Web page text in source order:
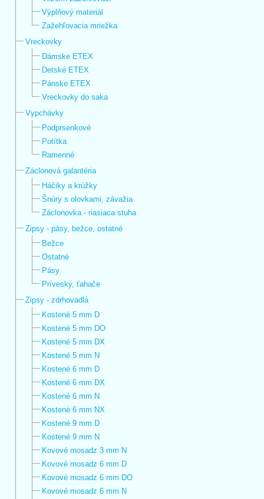
Výplňový materiál
Zažehľovacia mriežka
Vreckovky
Dámske ETEX
Detské ETEX
Pánske ETEX
Vreckovky do saka
Vypchávky
Podprsenkové
Potítka
Ramenné
Záclonová galantéria
Háčiky a krúžky
Šnúry s olovkami, závažia
Záclonovka - riasiaca stuha
Zipsy - pásy, bežce, ostatné
Bežce
Ostatné
Pásy
Prívesky, ťahače
Zipsy - zdrhovadlá
Kostené 5 mm D
Kostené 5 mm DO
Kostené 5 mm DX
Kostené 5 mm N
Kostené 6 mm D
Kostené 6 mm DX
Kostené 6 mm N
Kostené 6 mm NX
Kostené 9 mm D
Kostené 9 mm N
Kovové mosadz 3 mm N
Kovové mosadz 6 mm D
Kovové mosadz 6 mm DO
Kovové mosadz 6 mm N